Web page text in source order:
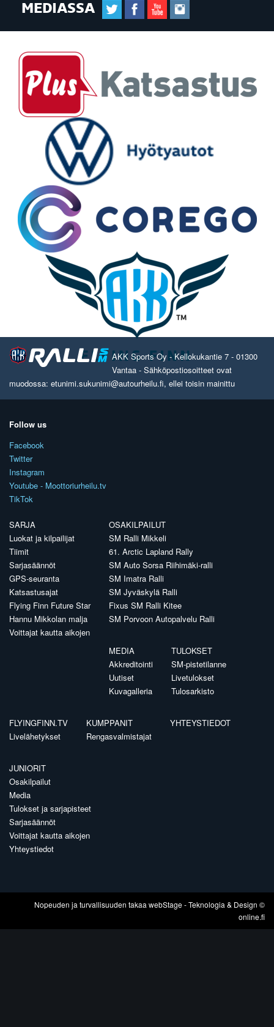
MEDIASSA
AKK Sports Oy - Kellokukantie 7 - 01300
Vantaa - Sähköpostiosoitteet ovat
muodossa: etunimi.sukunimi@autourheilu.fi, ellei toisin mainittu
Follow us
Facebook
Twitter
Instagram
Youtube - Moottoriurheilu.tv
TikTok
SARJA
Luokat ja kilpailijat
Tiimit
Sarjasäännöt
GPS-seuranta
Katsastusajat
Flying Finn Future Star
Hannu Mikkolan malja
Voittajat kautta aikojen
OSAKILPAILUT
SM Ralli Mikkeli
61. Arctic Lapland Rally
SM Auto Sorsa Riihimäki-ralli
SM Imatra Ralli
SM Jyväskylä Ralli
Fixus SM Ralli Kitee
SM Porvoon Autopalvelu Ralli
MEDIA
Akkreditointi
Uutiset
Kuvagalleria
TULOKSET
SM-pistetilanne
Livetulokset
Tulosarkisto
FLYINGFINN.TV
Livelähetykset
KUMPPANIT
Rengasvalmistajat
YHTEYSTIEDOT
JUNIORIT
Osakilpailut
Media
Tulokset ja sarjapisteet
Sarjasäännöt
Voittajat kautta aikojen
Yhteystiedot
Nopeuden ja turvallisuuden takaa webStage- Teknologia & Design ©
online.fi